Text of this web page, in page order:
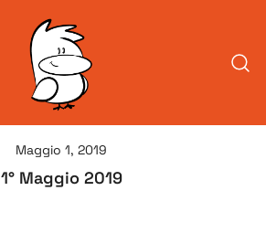
A Venessia
Vita da veneziani
Maggio 1, 2019
1° Maggio 2019